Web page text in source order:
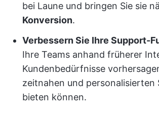
bei Laune und bringen Sie sie
Konversion.
Verbessern Sie Ihre Support-
Ihre Teams anhand früherer
Kundenbedürfnisse
zeitnahen und personalisierten
bieten können.